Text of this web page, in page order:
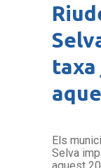
Els
Selva
aquest